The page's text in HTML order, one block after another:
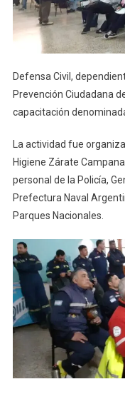
Defensa Civil,
Prevención Ciudadana
capacitación
La actividad fue
Higiene Zárate
personal de la Policía,
Prefectura Naval
Parques Nacionales.